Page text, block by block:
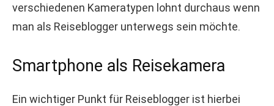
verschiedenen Kameratypen lohnt durchaus wenn
man als Reiseblogger unterwegs sein möchte.
Smartphone als Reisekamera
Ein wichtiger Punkt für Reiseblogger ist hierbei